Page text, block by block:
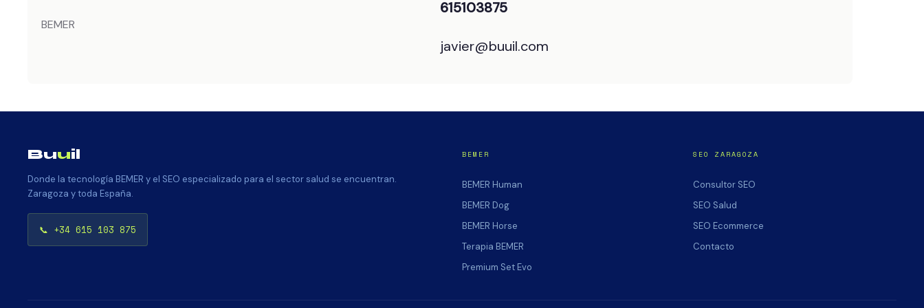
BEMER
615103875
javier@buuil.com
Buuil
Donde la tecnología BEMER y el SEO especializado para el sector salud se encuentran.
Zaragoza y toda España.
📞 +34 615 103 875
BEMER
BEMER Human
BEMER Dog
BEMER Horse
Terapia BEMER
Premium Set Evo
SEO ZARAGOZA
Consultor SEO
SEO Salud
SEO Ecommerce
Contacto